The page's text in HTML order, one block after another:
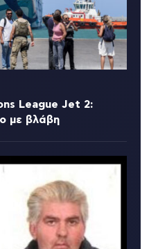
League Jet 2:
με βλάβη